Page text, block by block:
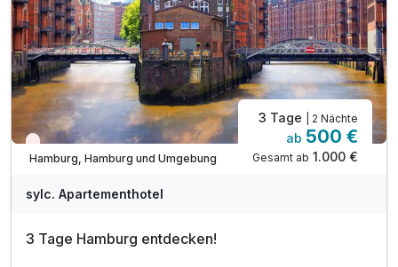
Aktuell ausgebucht
Hamburg, Hamburg und Umgebung
3 Tage | 2 Nächte
ab 500 €
Gesamt ab 1.000 €
sylc. Apartementhotel
3 Tage Hamburg entdecken!